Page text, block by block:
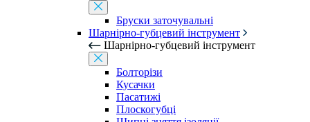
Бруски заточувальні
Шарнірно-губцевий інструмент
Шарнірно-губцевий інструмент
Болторізи
Кусачки
Пасатижі
Плоскогубці